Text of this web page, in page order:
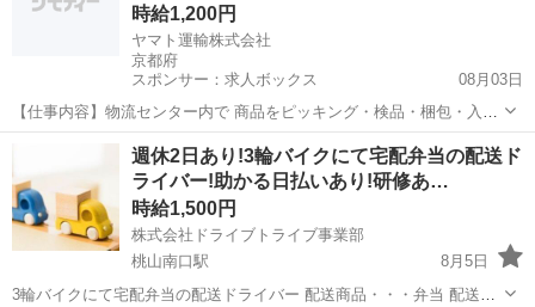
時給1,200円
ヤマト運輸株式会社
京都府
スポンサー：求人ボックス
08月03日
【仕事内容】物流センター内で 商品をピッキング・検品・梱包・入庫
などをするお仕事です。 未経験の方でもスタッフが丁寧に教えますの
で、 直ぐにできるようになります。 <どんなお仕事があるの?> ピッキ
ング 倉庫内の棚から 品物を指定...
アルバイト・パート
週休2日あり!3輪バイクにて宅配弁当の配送ド
ライバー!助かる日払いあり!研修あ…
時給1,500円
株式会社ドライブトライブ事業部
桃山南口駅
8月5日
3輪バイクにて宅配弁当の配送ドライバー 配送商品・・・弁当 配送場